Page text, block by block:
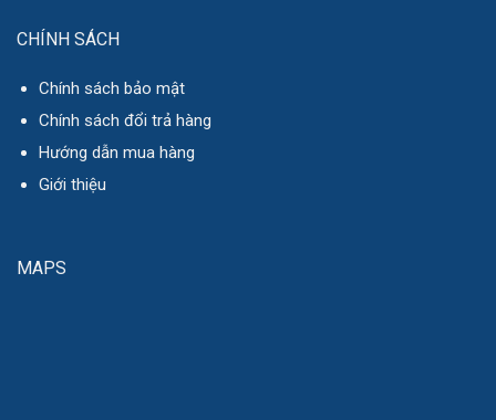
CHÍNH SÁCH
Chính sách bảo mật
Chính sách đổi trả hàng
Hướng dẫn mua hàng
Giới thiệu
MAPS